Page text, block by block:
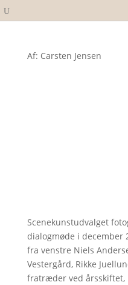
Af: Carsten Jensen
Scenekunstudvalget
dialogmøde i december
fra venstre Niels
Vestergård, Rikke
fratræder ved årsskiftet,